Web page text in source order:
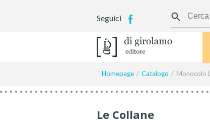
Seguici
Homepage Catalogo Monocolo
Le Collane